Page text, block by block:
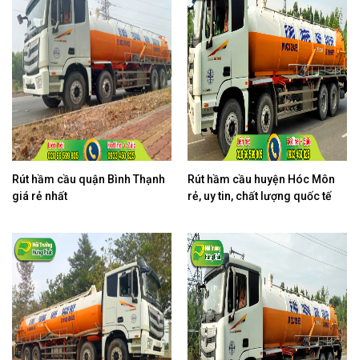
Rút hầm cầu quận Bình Thạnh
giá rẻ nhất
Rút hầm cầu huyện Hóc Môn
rẻ, uy tin, chất lượng quốc tế